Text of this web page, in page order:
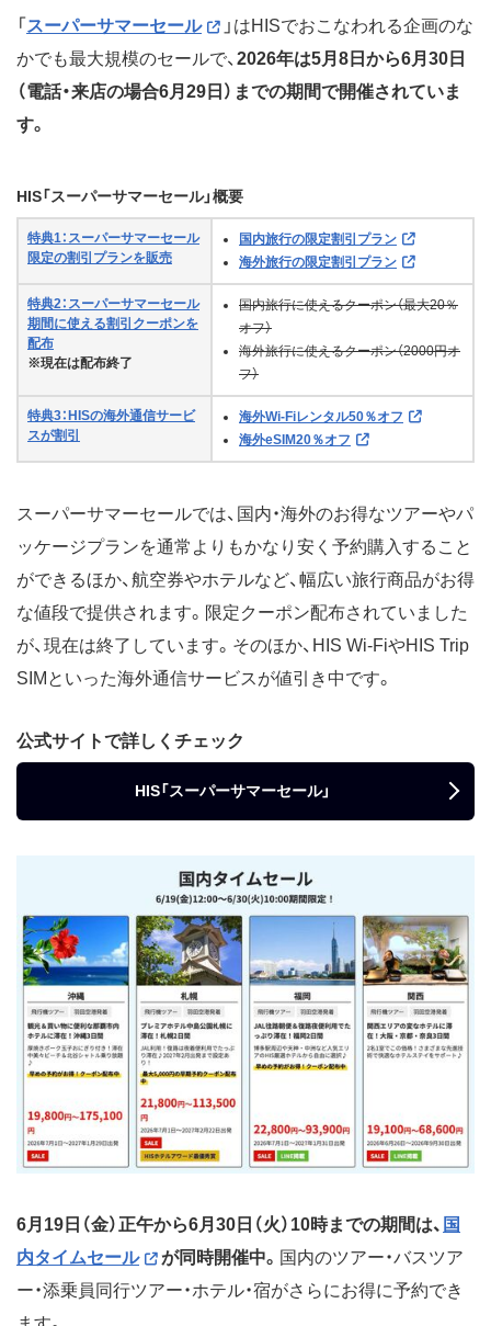
「 スーパーサマーセール
」はHISでおこなわれる企画のな
かでも最大規模のセールで、 2026年は5月8日から6月30日
（電話・来店の場合6月29日）までの期間で開催されていま
す。
HIS「スーパーサマーセール」概要
特典1：スーパーサマーセール
限定の割引プランを販売
国内旅行の限定割引プラン
海外旅行の限定割引プラン
特典2：スーパーサマーセール
期間に使える割引クーポンを
配布
※現在は配布終了
国内旅行に使えるクーポン（最大20％
オフ）
海外旅行に使えるクーポン（2000円オ
フ）
特典3：HISの海外通信サービ
スが割引
海外Wi-Fiレンタル50％オフ
海外eSIM20％オフ
スーパーサマーセールでは、国内・海外のお得なツアーやパ
ッケージプランを通常よりもかなり安く予約購入すること
ができるほか、航空券やホテルなど、幅広い旅行商品がお得
な値段で提供されます。限定クーポン配布されていました
が、現在は終了しています。そのほか、HIS Wi-FiやHIS Trip
SIMといった海外通信サービスが値引き中です。
公式サイトで詳しくチェック
HIS「スーパーサマーセール」
6月19日（金）正午から6月30日（火）10時までの期間は、 国
内タイムセール
が同時開催中。 国内のツアー・バスツア
ー・添乗員同行ツアー・ホテル・宿がさらにお得に予約でき